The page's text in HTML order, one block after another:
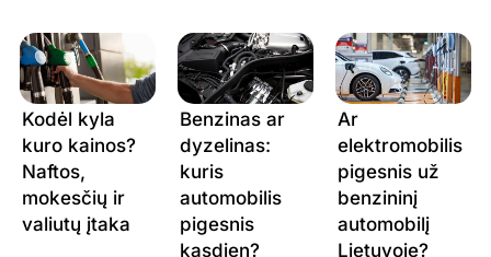
Kodėl kyla
kuro kainos?
Naftos,
mokesčių ir
valiutų įtaka
Benzinas ar
dyzelinas:
kuris
automobilis
pigesnis
kasdien?
Ar
elektromobilis
pigesnis už
benzininį
automobilį
Lietuvoje?